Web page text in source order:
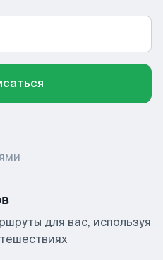
для вас, используя